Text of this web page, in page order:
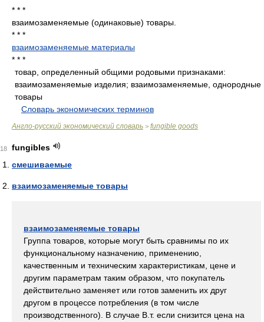
* * *
взаимозаменяемые (одинаковые) товары.
* * *
взаимозаменяемые материалы
* * *
товар, определенный общими родовыми признаками:
взаимозаменяемые изделия; взаимозаменяемые, однородные
товары
Словарь экономических терминов
Англо-русский экономический словарь > fungible goods
18
fungibles
смешиваемые
взаимозаменяемые товары
взаимозаменяемые товары
Группа товаров, которые могут быть сравнимы по их
функциональному назначению, применению,
качественным и техническим характеристикам, цене и
другим параметрам таким образом, что покупатель
действительно заменяет или готов заменить их друг
другом в процессе потребления (в том числе
производственного). В случае В.т. если снизится цена на